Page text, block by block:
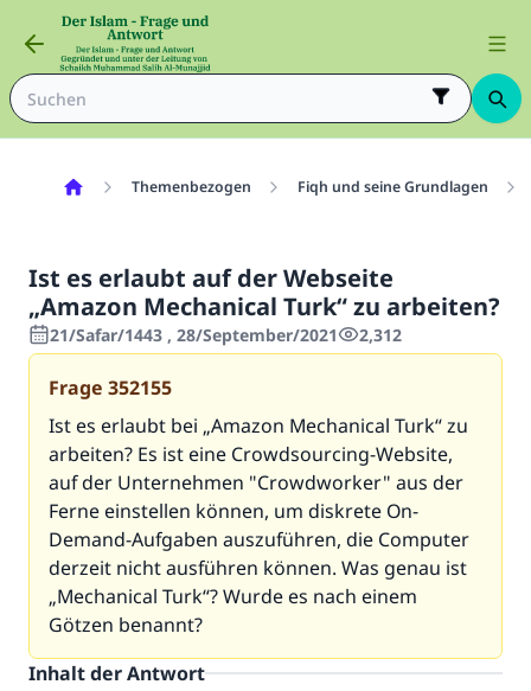
Themenbezogen Fiqh und seine Grundlagen
Ist es erlaubt auf der Webseite
„Amazon Mechanical Turk“ zu arbeiten?
21/Safar/1443 , 28/September/2021 2,312
Frage 352155
Ist es erlaubt bei „Amazon Mechanical Turk“ zu
arbeiten? Es ist eine Crowdsourcing-Website,
auf der Unternehmen "Crowdworker" aus der
Ferne einstellen können, um diskrete On-
Demand-Aufgaben auszuführen, die Computer
derzeit nicht ausführen können. Was genau ist
„Mechanical Turk“? Wurde es nach einem
Götzen benannt?
Inhalt der Antwort